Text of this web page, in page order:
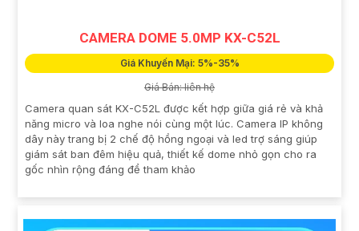
CAMERA DOME 5.0MP KX-C52L
Giá Khuyến Mại: 5%-35%
Giá Bán: liên hệ
Camera quan sát KX-C52L được kết hợp giữa giá rẻ và khả
năng micro và loa nghe nói cùng một lúc. Camera IP không
dây này trang bị 2 chế độ hồng ngoại và led trợ sáng giúp
giám sát ban đêm hiệu quả, thiết kế dome nhỏ gọn cho ra
gốc nhìn rộng đáng để tham khảo